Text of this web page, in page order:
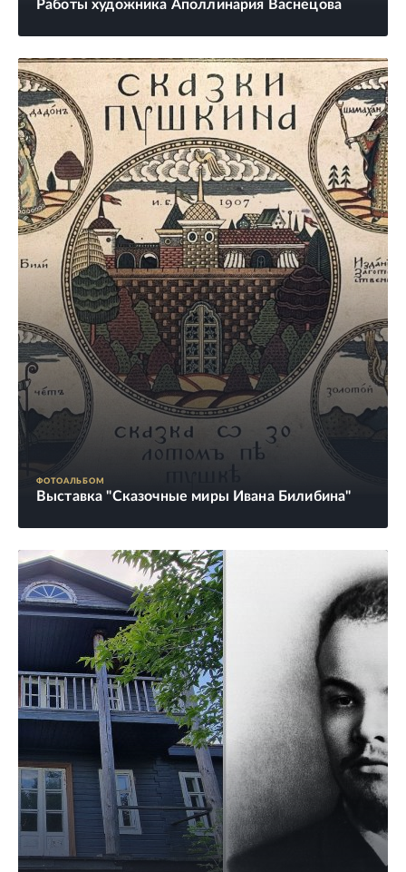
Работы художника Аполлинария Васнецова
ФОТОАЛЬБОМ
Выставка "Сказочные миры Ивана Билибина"